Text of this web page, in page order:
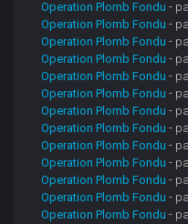
Operation Plomb Fondu -
Operation Plomb Fondu -
Operation Plomb Fondu -
Operation Plomb Fondu -
Operation Plomb Fondu -
Operation Plomb Fondu -
Operation Plomb Fondu -
Operation Plomb Fondu -
Operation Plomb Fondu -
Operation Plomb Fondu -
Operation Plomb Fondu -
Operation Plomb Fondu -
Operation Plomb Fondu -